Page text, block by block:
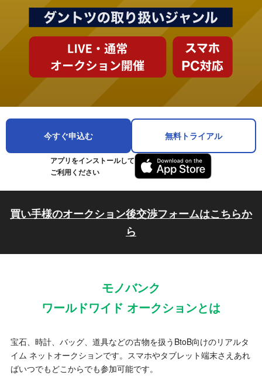
今すぐ申込む 無料トライアル
アプリをインストールして
ご利用ください
買い手様のオークション後交渉フォームはこちらか
ら
モノバンク
ワールドワイド オークションとは
宝石、時計、バッグ、道具などの古物を扱うBtoB向けのリアルタ
イム ネットオークションです。スマホやタブレット端末さえあれ
ばいつでもどこからでも参加可能です。